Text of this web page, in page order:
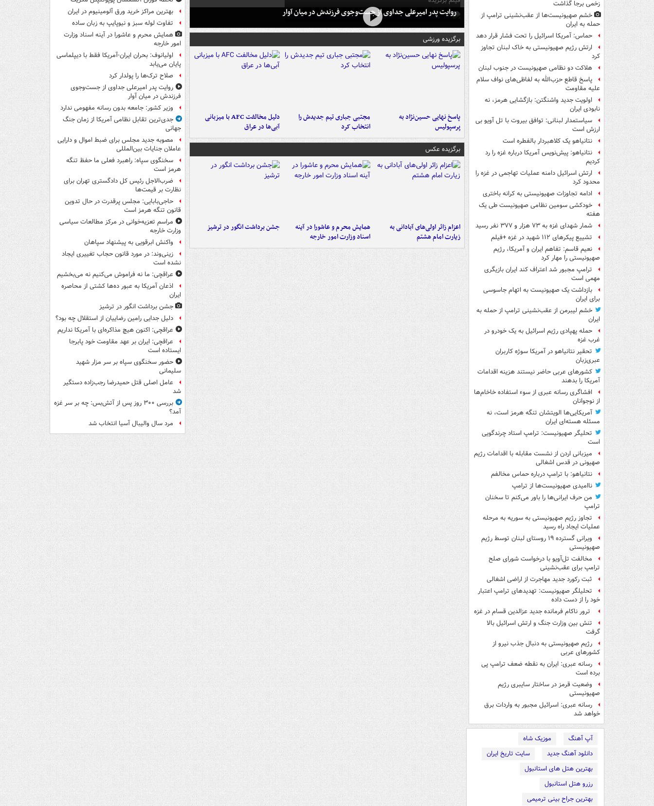
زخمی برجا گذاشت
خشم صهیونیست‌ها از عقب‌نشینی ترامپ از
حمله به ایران
حماس: آمریکا اسرائیل را تحت فشار قرار دهد
ارتش رژیم صهیونیستی به خاک لبنان تجاوز
کرد
هلاکت دو نظامی صهیونیست در جنوب لبنان
پاسخ قاطع حزب‌الله به لفاظی‌های نواف سلام
علیه مقاومت
اولویت جدید واشنگتن: بازگشایی هرمز، نه
نابودی ایران
سیاستمدار لبنانی: توافق بیروت با تل آویو بی
ارزش است
نتانیاهو یک کلاهبردار بالفطره است
نتانیاهو: پیش‌نویس آمریکا درباره غزه را رد
کردیم
ارتش اسرائیل دامنه عملیات تهاجمی در غزه را
محدود کرد
ادامه تجاوزات صهیونیستی به کرانه باختری
خودکشی سومین نظامی صهیونیست طی یک
هفته
شمار شهدای غزه به ۷۳ هزار و ۳۷۷ نفر رسید
تشییع پیکرهای ۱۱۲ شهید در غزه +فیلم
نعیم قاسم: تفاهم ایران و آمریکا، رژیم
صهیونیستی را مهار کرد
ترامپ مجبور شد اعتراف کند ایران بازیگری
مهمی است
بازداشت یک صهیونیست به اتهام جاسوسی
برای ایران
خشم لیبرمن از عقب‌نشینی ترامپ از حمله به
ایران
حمله پهپادی رژیم اسرائیل به یک خودرو در
غرب غزه
تحقیر نتانیاهو در آمریکا سوژه کاربران
عبری‌زبان
کشورهای عربی حاضر نیستند هزینه اقدامات
آمریکا را بدهند
افشاگری رسانه عبری از سوء استفاده خاخام‌ها
از نوجوانان
آمریکایی‌ها الویتشان تنگه هرمز است، نه
مسئله هسته‌ای ایران
تحلیگر صهیونیست: ترامپ استاد چرندگویی
است
میزبانی اردن از نشست مقابله با اقدامات رژیم
صهیونی در قدس اشغالی
نتانیاهو: با ترامپ درباره حماس مخالفم
ناامیدی صهیونیست‌ها از ترامپ
من حرف ایرانی‌ها را باور می‌کنم تا سخنان
ترامپ
تجاوز رژیم صهیونیستی به سوریه به مرحله
عملیات ایجاد راه رسید
ویرانی گسترده ۱۹ روستای لبنان توسط رژیم
صهیونیستی
مخالفت تل‌آویو با درخواست شورای صلح
ترامپ برای عقب‌نشینی
ثبت رکورد جدید مهاجرت از اراضی اشغالی
تحلیلگر صهیونیست: تهدیدهای ترامپ اعتبار
خود را از دست داده
ترور ناکام فرمانده جدید عزالدین قسام در غزه
تنش بین وزارت جنگ و ارتش اسرائیل بالا
گرفت
رژیم صهیونیستی به دنبال جذب نیرو از
کشورهای عربی
رسانه عبری: ایران به نقطه ضعف ترامپ پی
برده است
وضعیت قرمز در ساختار سایبری رژیم
صهیونیستی
رسانه عبری: اسرائیل مجبور به واردات برق
خواهد شد
آپ آهنگ
موزیک شاه
دانلود آهنگ جدید
سایت تاریخ ایران
بهترین هتل های استانبول
رزرو هتل استانبول
بهترین جراح بینی ترمیمی
روایت پدر امیرعلی جداوی از جست‌وجوی فرزندش در میان آوار
برگزیده ورزشی
پاسخ نهایی حسین‌نژاد به
پرسپولیس
مجتبی جباری تیم جدیدش را
انتخاب کرد
دلیل مخالفت AFC با میزبانی
آبی‌ها در عراق
برگزیده عکس
اعزام زائر اولی‌های آبادانی به
زیارت امام هشتم
همایش محرم و عاشورا در آینه
اسناد وزارت امور خارجه
جشن برداشت انگور در ترشیز
بهترین مراکز خرید ورق آلومینیوم در ایران
تفاوت لوله سبز و نیوپایپ به زبان ساده
همایش محرم و عاشورا در آینه اسناد وزارت
امور خارجه
اولیانوف: بحران ایران-آمریکا فقط با دیپلماسی
پایان می‌یابد
صلاح ترک‌ها را پولدار کرد
روایت پدر امیرعلی جداوی از جست‌وجوی
فرزندش در میان آوار
وزیر کشور: جامعه بدون رسانه مفهومی ندارد
جدی‌ترین تقابل نظامی آمریکا از زمان جنگ
جهانی
مصوبه جدید مجلس برای ضبط اموال و دارایی
عاملان جنایات بین‌المللی
سخنگوی سپاه: راهبرد فعلی ما حفظ تنگه
هرمز است
ضرب‌الاجل رئیس کل دادگستری تهران برای
نظارت بر قیمت‌ها
حاجی‌بابایی: مجلس پرقدرت در حال تدوین
قانون تنگه هرمز است
مراسم تعزیه‌خوانی در مرکز مطالعات سیاسی
وزارت خارجه
واکنش ابرقویی به پیشنهاد سپاهان
زینی‌وند: در مورد قانون حجاب تغییری ایجاد
نشده است
عراقچی: ما نه فراموش می‌کنیم نه می‌بخشیم
اذعان آمریکا به عبور ده‌ها کشتی از محاصره
ایران
جشن برداشت انگور در ترشیز
دلیل جدایی رامین رضاییان از استقلال چه بود؟
عراقچی: اکنون هیچ مذاکره‌ای با آمریکا نداریم
عراقچی: ایران بر عهد مقاومت خود پابرجا
ایستاده است
حضور سخنگوی سپاه بر سر مزار شهید
سلیمانی
عامل اصلی قتل حمیدرضا رجب‌زاده دستگیر
شد
بررسی ۳۰۰ روز پس از آتش‌بس: چه بر سر غزه
آمد؟
مرد سال والیبال آسیا انتخاب شد